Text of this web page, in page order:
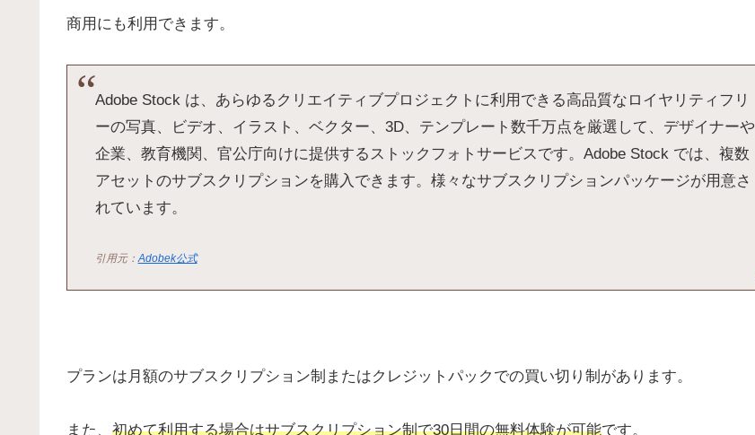
商用にも利用できます。
Adobe Stock は、あらゆるクリエイティブプロジェクトに利用できる高品質なロイヤリティフリ
ーの写真、ビデオ、イラスト、ベクター、3D、テンプレート数千万点を厳選して、デザイナーや
企業、教育機関、官公庁向けに提供するストックフォトサービスです。Adobe Stock では、複数
アセットのサブスクリプションを購入できます。様々なサブスクリプションパッケージが用意さ
れています。
引用元： Adobek公式
プランは月額のサブスクリプション制またはクレジットパックでの買い切り制があります。
また、 初めて利用する場合はサブスクリプション制で30日間の無料体験が可能です。